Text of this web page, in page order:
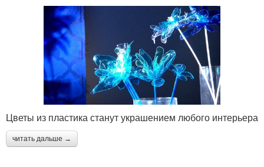
Цветы из пластика станут украшением любого интерьера
читать дальше →